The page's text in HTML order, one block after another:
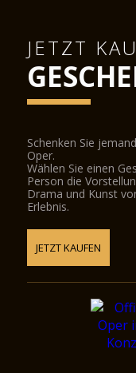
JETZT
Schenken Sie
Oper.
Wählen Sie einen
Person die
Drama und Kunst
Erlebnis.
JETZT KAUFEN